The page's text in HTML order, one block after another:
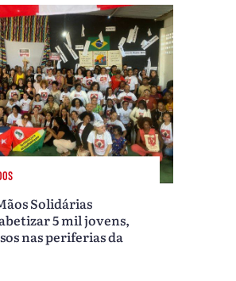
Solidárias
5 mil jovens,
nas periferias da